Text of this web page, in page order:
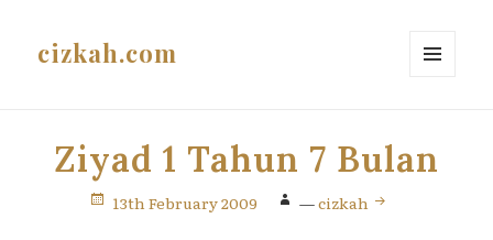
cizkah.com
Ziyad 1 Tahun 7 Bulan
13th February 2009 —cizkah